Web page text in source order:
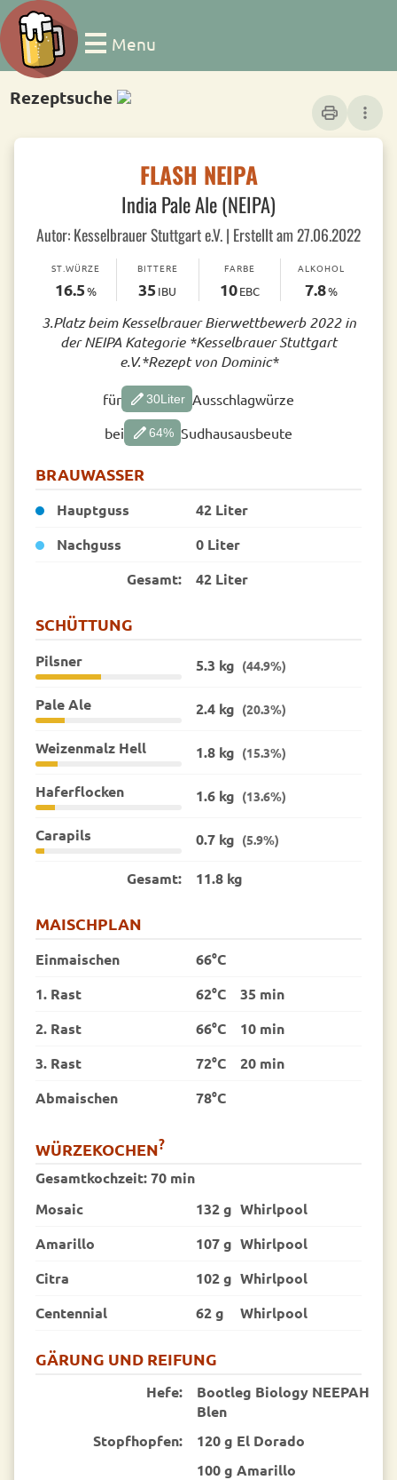
Menu
Rezeptsuche
print more_vert
FLASH NEIPA
India Pale Ale (NEIPA)
Autor: Kesselbrauer Stuttgart e.V. | Erstellt am 27.06.2022
ST.WÜRZE
16.5%
BITTERE
35 IBU
FARBE
10EBC
ALKOHOL
7.8%
3.Platz beim Kesselbrauer Bierwettbewerb 2022 in
der NEIPA Kategorie *Kesselbrauer Stuttgart
e.V.*Rezept von Dominic*
für edit30Liter Ausschlagwürze
bei edit64% Sudhausausbeute
BRAUWASSER
Hauptguss
42 Liter
Nachguss
0 Liter
Gesamt:
42 Liter
SCHÜTTUNG
Pilsner 5.3 kg (44.9%)
Pale Ale 2.4 kg (20.3%)
Weizenmalz Hell 1.8 kg (15.3%)
Haferflocken 1.6 kg (13.6%)
Carapils 0.7 kg (5.9%)
Gesamt: 11.8 kg
MAISCHPLAN
Einmaischen
66°C
1. Rast
62°C
35 min
2. Rast
66°C
10 min
3. Rast
72°C
20 min
Abmaischen
78°C
WÜRZEKOCHEN?
Gesamtkochzeit:70 min
Mosaic
132 g Whirlpool
Amarillo
107 g Whirlpool
Citra
102 g Whirlpool
Centennial
62 g Whirlpool
GÄRUNG UND REIFUNG
Hefe:
Bootleg Biology NEEPAH
Blen
Stopfhopfen:
120 g El Dorado
100 g Amarillo